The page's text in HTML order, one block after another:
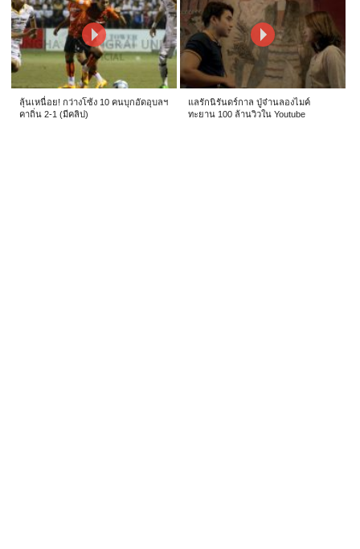
ลุ้นเหนื่อย! กว่างโซ้ง 10 คนบุกอัดอุบลฯ
คาถิ่น 2-1 (มีคลิป)
แลรักนิรันดร์กาล ปู่จ๋านลองไมค์
ทะยาน 100 ล้านวิวใน Youtube